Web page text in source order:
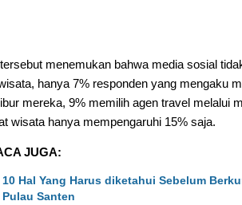
menemukan bahwa media sosial
hanya 7% responden yang mengaku
mereka, 9% memilih agen travel melalui
wisata hanya mempengaruhi 15% saja.
JUGA:
10 Hal Yang Harus diketahui Sebelum
Pulau Santen